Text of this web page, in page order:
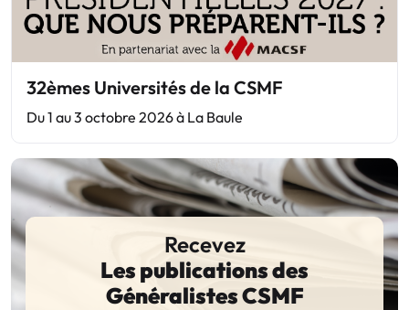
32èmes Universités de la CSMF
Du 1 au 3 octobre 2026 à La Baule
Recevez
Les publications des
Généralistes CSMF